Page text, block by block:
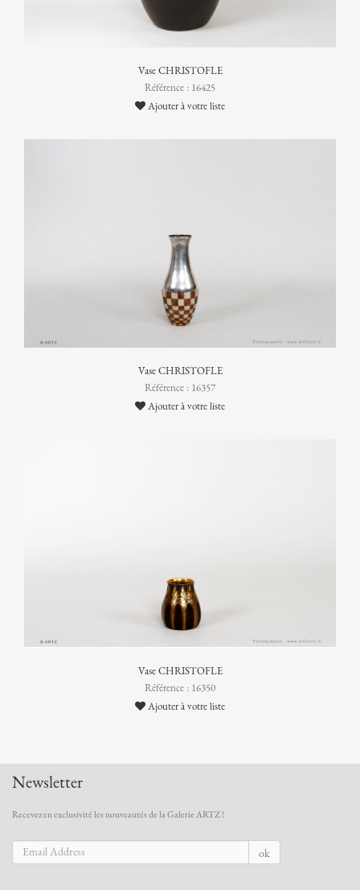
Vase CHRISTOFLE
Référence : 16425
Ajouter à votre liste
Vase CHRISTOFLE
Référence : 16357
Ajouter à votre liste
Vase CHRISTOFLE
Référence : 16350
Ajouter à votre liste
Newsletter
Recevez en exclusivité les nouveautés de la Galerie ARTZ !
ok